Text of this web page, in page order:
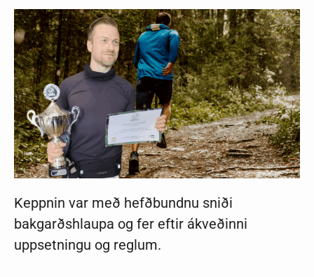
Keppnin var með hefðbundnu sniði
bakgarðshlaupa og fer eftir ákveðinni
uppsetningu og reglum.